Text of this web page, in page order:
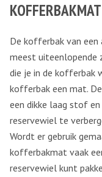
KOFFERBAKMAT
De kofferbak van
meest uiteenlopende
die je in de kofferbak
kofferbak een mat.
een dikke laag stof
reservewiel te
Wordt er gebruik
kofferbakmat vaak
reservewiel kunt